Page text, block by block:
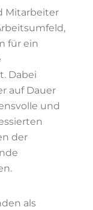
Mitarbeiter
für ein
Dabei
auf Dauer
und
der
als